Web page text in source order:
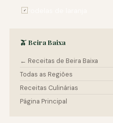
✓
🫒 Beira Baixa
← Receitas de Beira Baixa
Todas as Regiões
Receitas Culinárias
Página Principal